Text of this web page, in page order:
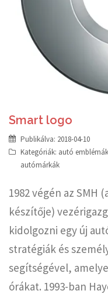
Smart logo
Publikálva: 2018-04-10
Kategóriák: autó emblémák
autómárkák
1982 végén az SMH
készítője)
kidolgozni egy új
stratégiák és
segítségével,
órákat. 1993-ban